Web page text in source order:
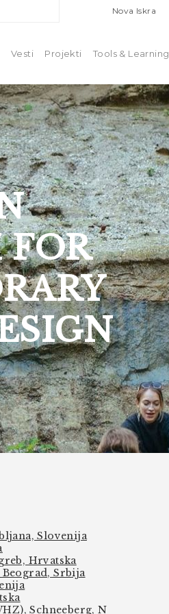
Nova Iskra
Vesti Projekti Tools & Learning
FOR
Slovenija
Hrvatska
Srbija
Schneeberg, N